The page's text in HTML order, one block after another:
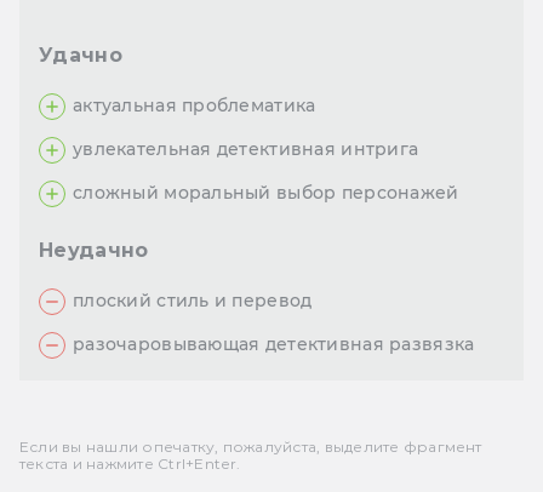
Удачно
актуальная проблематика
увлекательная детективная интрига
сложный моральный выбор персонажей
Неудачно
плоский стиль и перевод
разочаровывающая детективная развязка
Если вы нашли опечатку, пожалуйста, выделите фрагмент
текста и нажмите Ctrl+Enter.